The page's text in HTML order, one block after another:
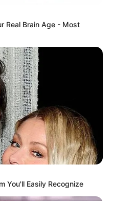
Real Brain Age - Most
You'll Easily Recognize